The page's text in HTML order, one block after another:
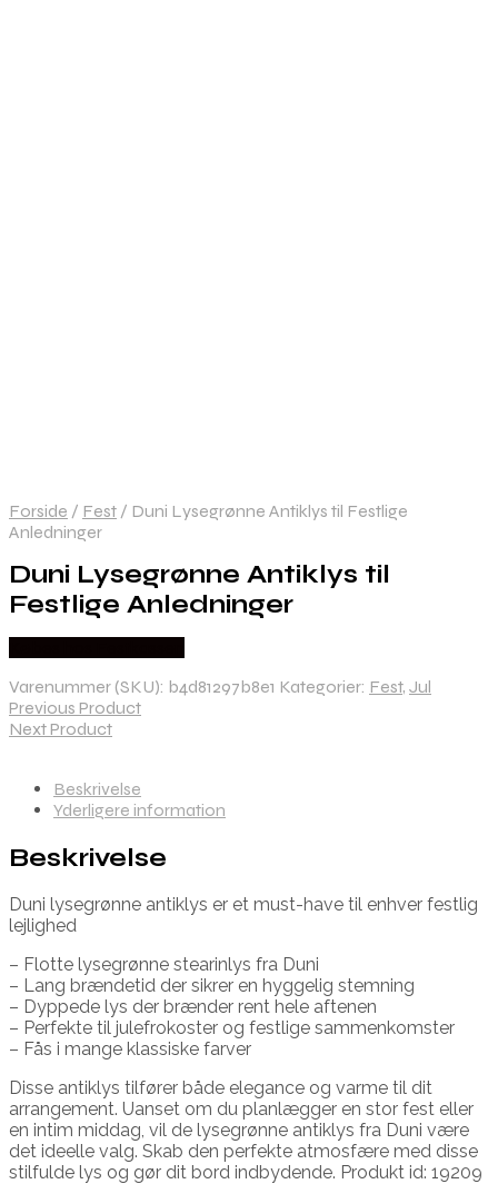
Forside / Fest / Duni Lysegrønne Antiklys til Festlige
Anledninger
Duni Lysegrønne Antiklys til
Festlige Anledninger
Varenummer (SKU): b4d81297b8e1 Kategorier: Fest, Jul
Previous Product
Next Product
Beskrivelse
Yderligere information
Beskrivelse
Duni lysegrønne antiklys er et must-have til enhver festlig
lejlighed
– Flotte lysegrønne stearinlys fra Duni
– Lang brændetid der sikrer en hyggelig stemning
– Dyppede lys der brænder rent hele aftenen
– Perfekte til julefrokoster og festlige sammenkomster
– Fås i mange klassiske farver
Disse antiklys tilfører både elegance og varme til dit
arrangement. Uanset om du planlægger en stor fest eller
en intim middag, vil de lysegrønne antiklys fra Duni være
det ideelle valg. Skab den perfekte atmosfære med disse
stilfulde lys og gør dit bord indbydende. Produkt id: 19209